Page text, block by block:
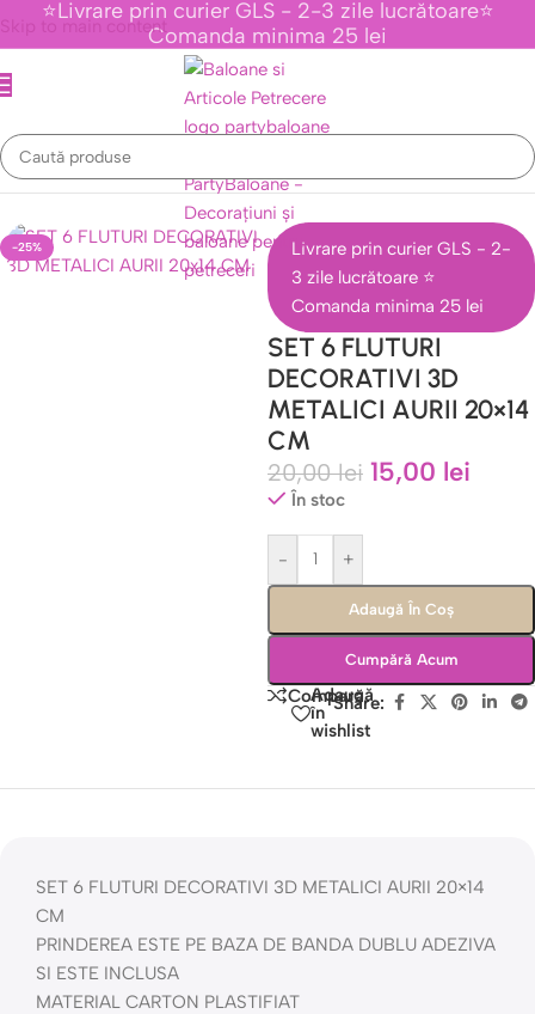
Skip to main content
⭐Livrare prin curier GLS - 2-3 zile lucrătoare⭐
Comanda minima 25 lei
Prima pagină/Stickere de perete/Stickere Cu Fluturi
-25%
Livrare prin curier GLS - 2-
3 zile lucrătoare ⭐
Comanda minima 25 lei
SET 6 FLUTURI
DECORATIVI 3D
METALICI AURII 20×14
CM
20,00lei 15,00 lei
În stoc
- +
Adaugă În Coș
Cumpără Acum
Compară
Adaugă
în
wishlist
Share:
SET 6 FLUTURI DECORATIVI 3D METALICI AURII 20×14
CM
PRINDEREA ESTE PE BAZA DE BANDA DUBLU ADEZIVA
SI ESTE INCLUSA
MATERIAL CARTON PLASTIFIAT